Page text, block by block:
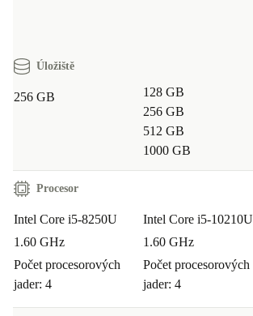
Úložiště
256 GB
128 GB
256 GB
512 GB
1000 GB
Procesor
Intel Core i5-8250U
1.60 GHz
Počet procesorových
jader: 4
Intel Core i5-10210U
1.60 GHz
Počet procesorových
jader: 4